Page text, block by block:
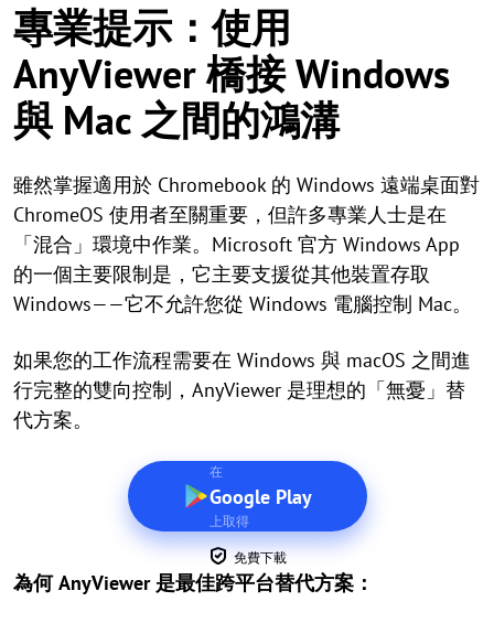
專業提示：使用
AnyViewer 橋接 Windows
與 Mac 之間的鴻溝
雖然掌握適用於 Chromebook 的 Windows 遠端桌面對
ChromeOS 使用者至關重要，但許多專業人士是在
「混合」環境中作業。Microsoft 官方 Windows App
的一個主要限制是，它主要支援從其他裝置存取
Windows——它不允許您從 Windows 電腦控制 Mac。
如果您的工作流程需要在 Windows 與 macOS 之間進
行完整的雙向控制，AnyViewer 是理想的「無憂」替
代方案。
在
Google Play
上取得
免費下載
為何 AnyViewer 是最佳跨平台替代方案：